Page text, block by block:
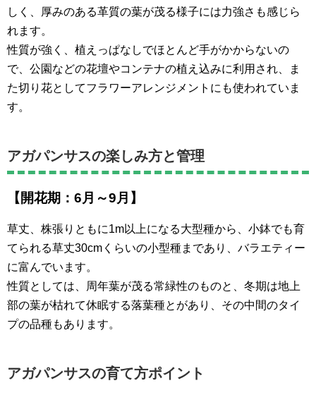
しく、厚みのある革質の葉が茂る様子には力強さも感じら
れます。
性質が強く、植えっぱなしでほとんど手がかからないの
で、公園などの花壇やコンテナの植え込みに利用され、ま
た切り花としてフラワーアレンジメントにも使われていま
す。
アガパンサスの楽しみ方と管理
【開花期：6月～9月】
草丈、株張りともに1m以上になる大型種から、小鉢でも育
てられる草丈30cmくらいの小型種まであり、バラエティー
に富んでいます。
性質としては、周年葉が茂る常緑性のものと、冬期は地上
部の葉が枯れて休眠する落葉種とがあり、その中間のタイ
プの品種もあります。
アガパンサスの育て方ポイント